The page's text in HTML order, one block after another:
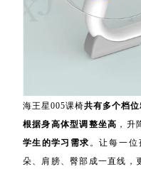
海王星005课椅共有多个档
根据身高体型调整坐高 ，升
学生的学习需求 。让每一位
朵、肩膀、臀部成一直线，